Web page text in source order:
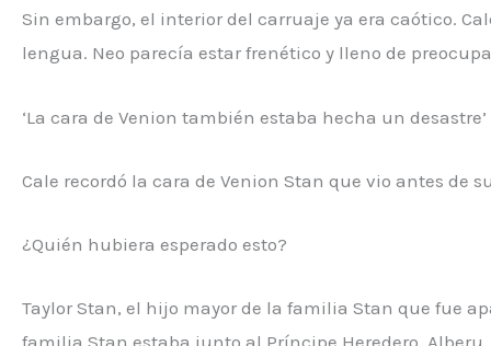
Sin embargo, el interior del carruaje ya era caótico.
lengua. Neo parecía estar frenético y lleno de
‘La cara de Venion también estaba hecha un desastre’
Cale recordó la cara de Venion Stan que vio antes de
¿Quién hubiera esperado esto?
Taylor Stan, el hijo mayor de la familia Stan que fue